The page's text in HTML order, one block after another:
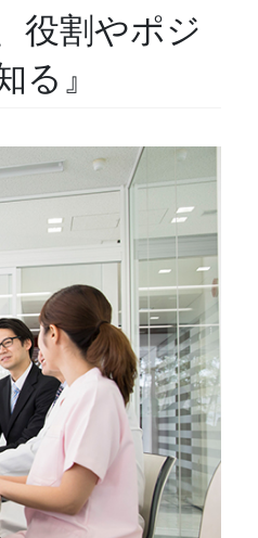
役割やポジ
』